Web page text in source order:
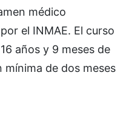
médico
el INMAE. El curso
años y 9 meses de
mínima de dos meses